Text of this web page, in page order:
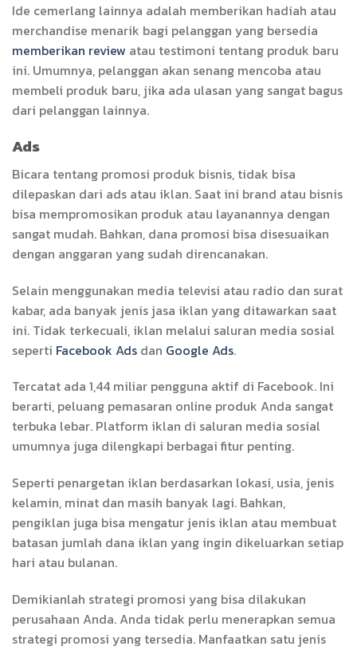
Ide cemerlang lainnya adalah memberikan hadiah atau
merchandise menarik bagi pelanggan yang bersedia
memberikan review atau testimoni tentang produk baru
ini. Umumnya, pelanggan akan senang mencoba atau
membeli produk baru, jika ada ulasan yang sangat bagus
dari pelanggan lainnya.
Ads
Bicara tentang promosi produk bisnis, tidak bisa
dilepaskan dari ads atau iklan. Saat ini brand atau bisnis
bisa mempromosikan produk atau layanannya dengan
sangat mudah. Bahkan, dana promosi bisa disesuaikan
dengan anggaran yang sudah direncanakan.
Selain menggunakan media televisi atau radio dan surat
kabar, ada banyak jenis jasa iklan yang ditawarkan saat
ini. Tidak terkecuali, iklan melalui saluran media sosial
seperti Facebook Ads dan Google Ads.
Tercatat ada 1,44 miliar pengguna aktif di Facebook. Ini
berarti, peluang pemasaran online produk Anda sangat
terbuka lebar. Platform iklan di saluran media sosial
umumnya juga dilengkapi berbagai fitur penting.
Seperti penargetan iklan berdasarkan lokasi, usia, jenis
kelamin, minat dan masih banyak lagi. Bahkan,
pengiklan juga bisa mengatur jenis iklan atau membuat
batasan jumlah dana iklan yang ingin dikeluarkan setiap
hari atau bulanan.
Demikianlah strategi promosi yang bisa dilakukan
perusahaan Anda. Anda tidak perlu menerapkan semua
strategi promosi yang tersedia. Manfaatkan satu jenis